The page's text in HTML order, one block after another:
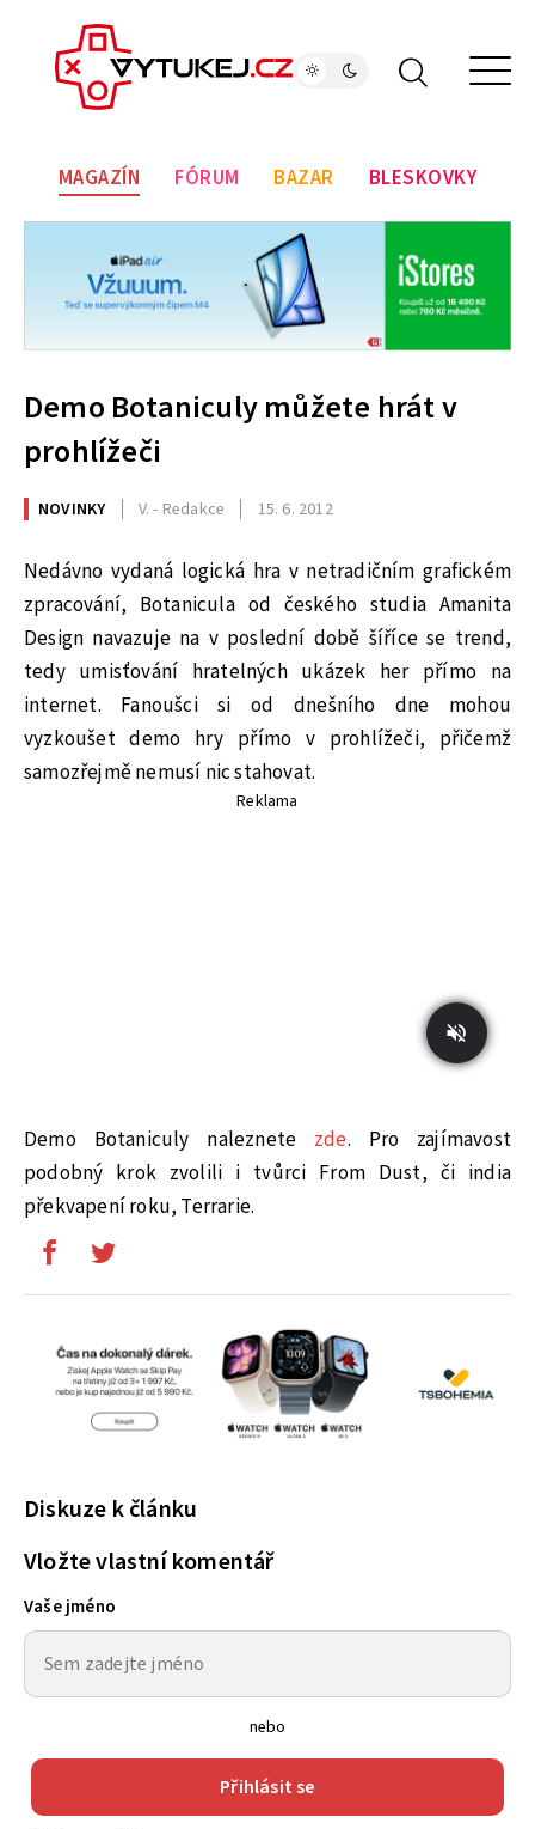
MAGAZÍN FÓRUM BAZAR BLESKOVKY
Demo Botaniculy můžete hrát v
prohlížeči
NOVINKY V. - Redakce 15. 6. 2012
Nedávno vydaná logická hra v netradičním grafickém
zpracování, Botanicula od českého studia Amanita
Design navazuje na v poslední době šíříce se trend,
tedy umisťování hratelných ukázek her přímo na
internet. Fanoušci si od dnešního dne mohou
vyzkoušet demo hry přímo v prohlížeči, přičemž
samozřejmě nemusí nic stahovat.
Reklama
Demo Botaniculy naleznete zde. Pro zajímavost
podobný krok zvolili i tvůrci From Dust, či india
překvapení roku, Terrarie.
Diskuze k článku
Vložte vlastní komentář
Vaše jméno
nebo
Přihlásit se